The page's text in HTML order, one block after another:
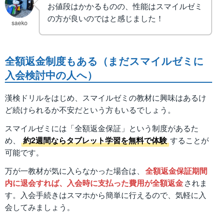
saeko
お値段はかかるものの、性能はスマイルゼミ
の方が良いのではと感じました！
全額返金制度もある（まだスマイルゼミに
入会検討中の人へ）
漢検ドリルをはじめ、スマイルゼミの教材に興味はあるけ
ど続けられるか不安だという方もいるでしょう。
スマイルゼミには「全額返金保証」という制度があるた
め、
約2週間ならタブレット学習を無料で体験 することが
可能です。
万が一教材が気に入らなかった場合は、 全額返金保証期間
内に退会すれば、入会時に支払った費用が全額返金されま
す。入会手続きはスマホから簡単に行えるので、気軽に入
会してみましょう。